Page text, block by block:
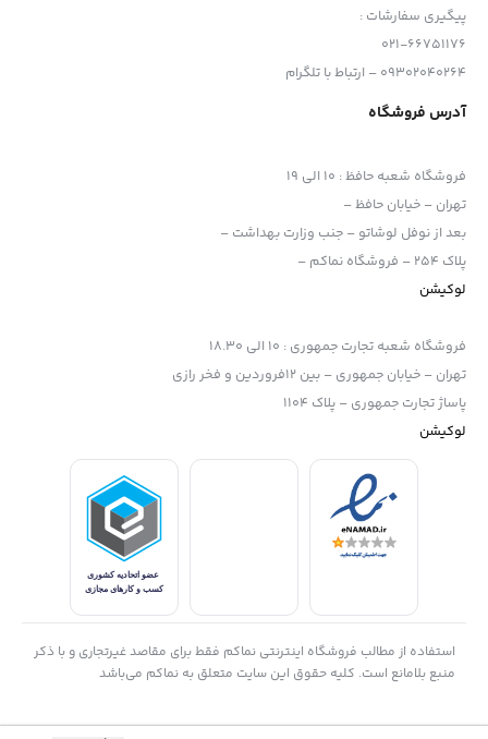
پیگیری سفارشات :
021-66751176
09302040264 – ارتباط با تلگرام
آدرس فروشگاه
فروشگاه شعبه حافظ: 10 الی 19
تهران – خیابان حافظ –
بعد از نوفل لوشاتو – جنب وزارت بهداشت –
پلاک 254 – فروشگاه نماکم –
لوکیشن
فروشگاه شعبه تجارت جمهوری : 10 الی 18.30
تهران – خیابان جمهوری – بین 12فروردین و فخر رازی
پاساژ تجارت جمهوری – پلاک 1104
لوکیشن
استفاده از مطالب فروشگاه اینترنتی نماکم فقط برای مقاصد غیرتجاری و با ذکر
منبع بلامانع است. کلیه حقوق این سایت متعلق به نماکم می‌باشد